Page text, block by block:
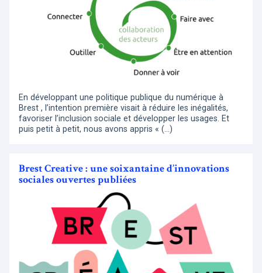
En développant une politique publique du numérique à
Brest , l’intention première visait à réduire les inégalités,
favoriser l’inclusion sociale et développer les usages. Et
puis petit à petit, nous avons appris « (…)
Brest Creative : une soixantaine d’innovations
sociales ouvertes publiées